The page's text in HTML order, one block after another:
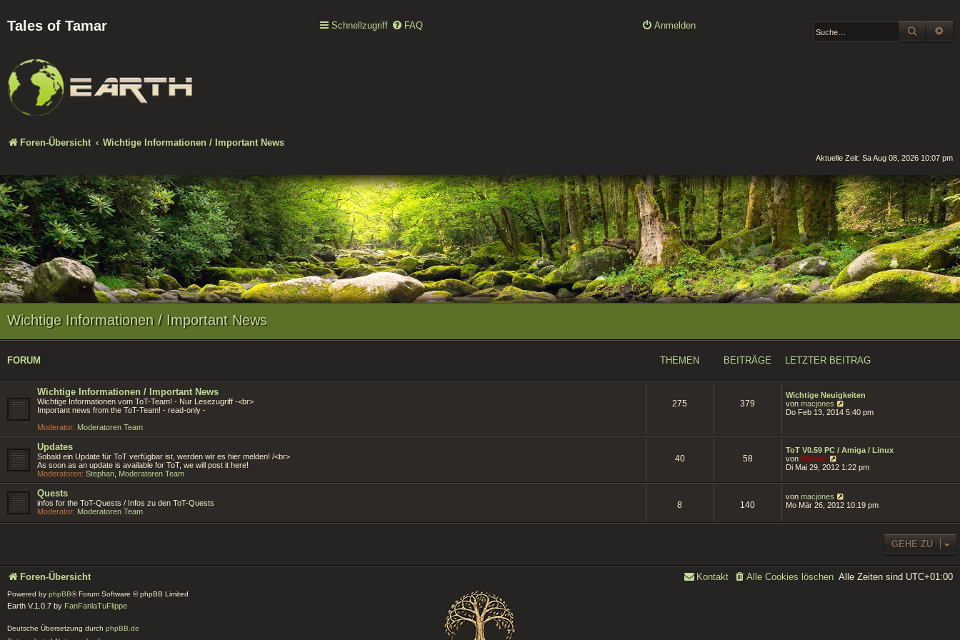
Tales of Tamar Schnellzugriff FAQ Anmelden SUCHE
Foren-Übersicht Wichtige Informationen / Important News
Aktuelle Zeit: Sa Aug 08, 2026 10:07 pm
Wichtige Informationen / Important News
FORUM THEMEN BEITRÄGE LETZTER BEITRAG
Wichtige Informationen / Important News
Wichtige Informationen vom ToT-Team! - Nur Lesezugriff -<br>
Important news from the ToT-Team! - read-only -
Moderator: Moderatoren Team
275 379
Wichtige Neuigkeiten
von macjones
e
s
t
e
B
r
g
Do Feb 13, 2014 5:40 pm
Updates
Sobald ein Update für ToT verfügbar ist, werden wir es hier melden! /<br>
As soon as an update is available for ToT, we will post it here!
Moderatoren: Stephan Moderatoren Team
40 58
ToT V0.59 PC / Amiga / Linux
von Wolfen
e
e
s
t
e
B
a
g
Di Mai 29, 2012 1:22 pm
Quests
infos for the ToT-Quests / Infos zu den ToT-Quests
Moderator: Moderatoren Team
8 140
von macjones
e
e
B
e
i
Mo Mär 26, 2012 10:19 pm
GEHE ZU
Foren-Übersicht Alle Zeiten sind UTC+01:00
Alle Cookies löschen
Kontakt
Powered by phpBB® Forum Software © phpBB Limited
Earth V.1.0.7 by FanFanlaTuFlippe
Deutsche Übersetzung durch phpBB.de